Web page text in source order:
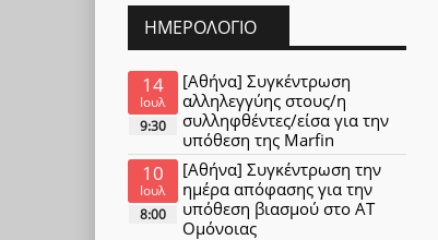
ΗΜΕΡΟΛΌΓΙΟ
14
Ιουλ
9:30
[Αθήνα] Συγκέντρωση
αλληλεγγύης στους/η
συλληφθέντες/είσα για την
υπόθεση της Marfin
10
Ιουλ
8:00
[Αθήνα] Συγκέντρωση την
ημέρα απόφασης για την
υπόθεση βιασμού στο ΑΤ
Ομόνοιας